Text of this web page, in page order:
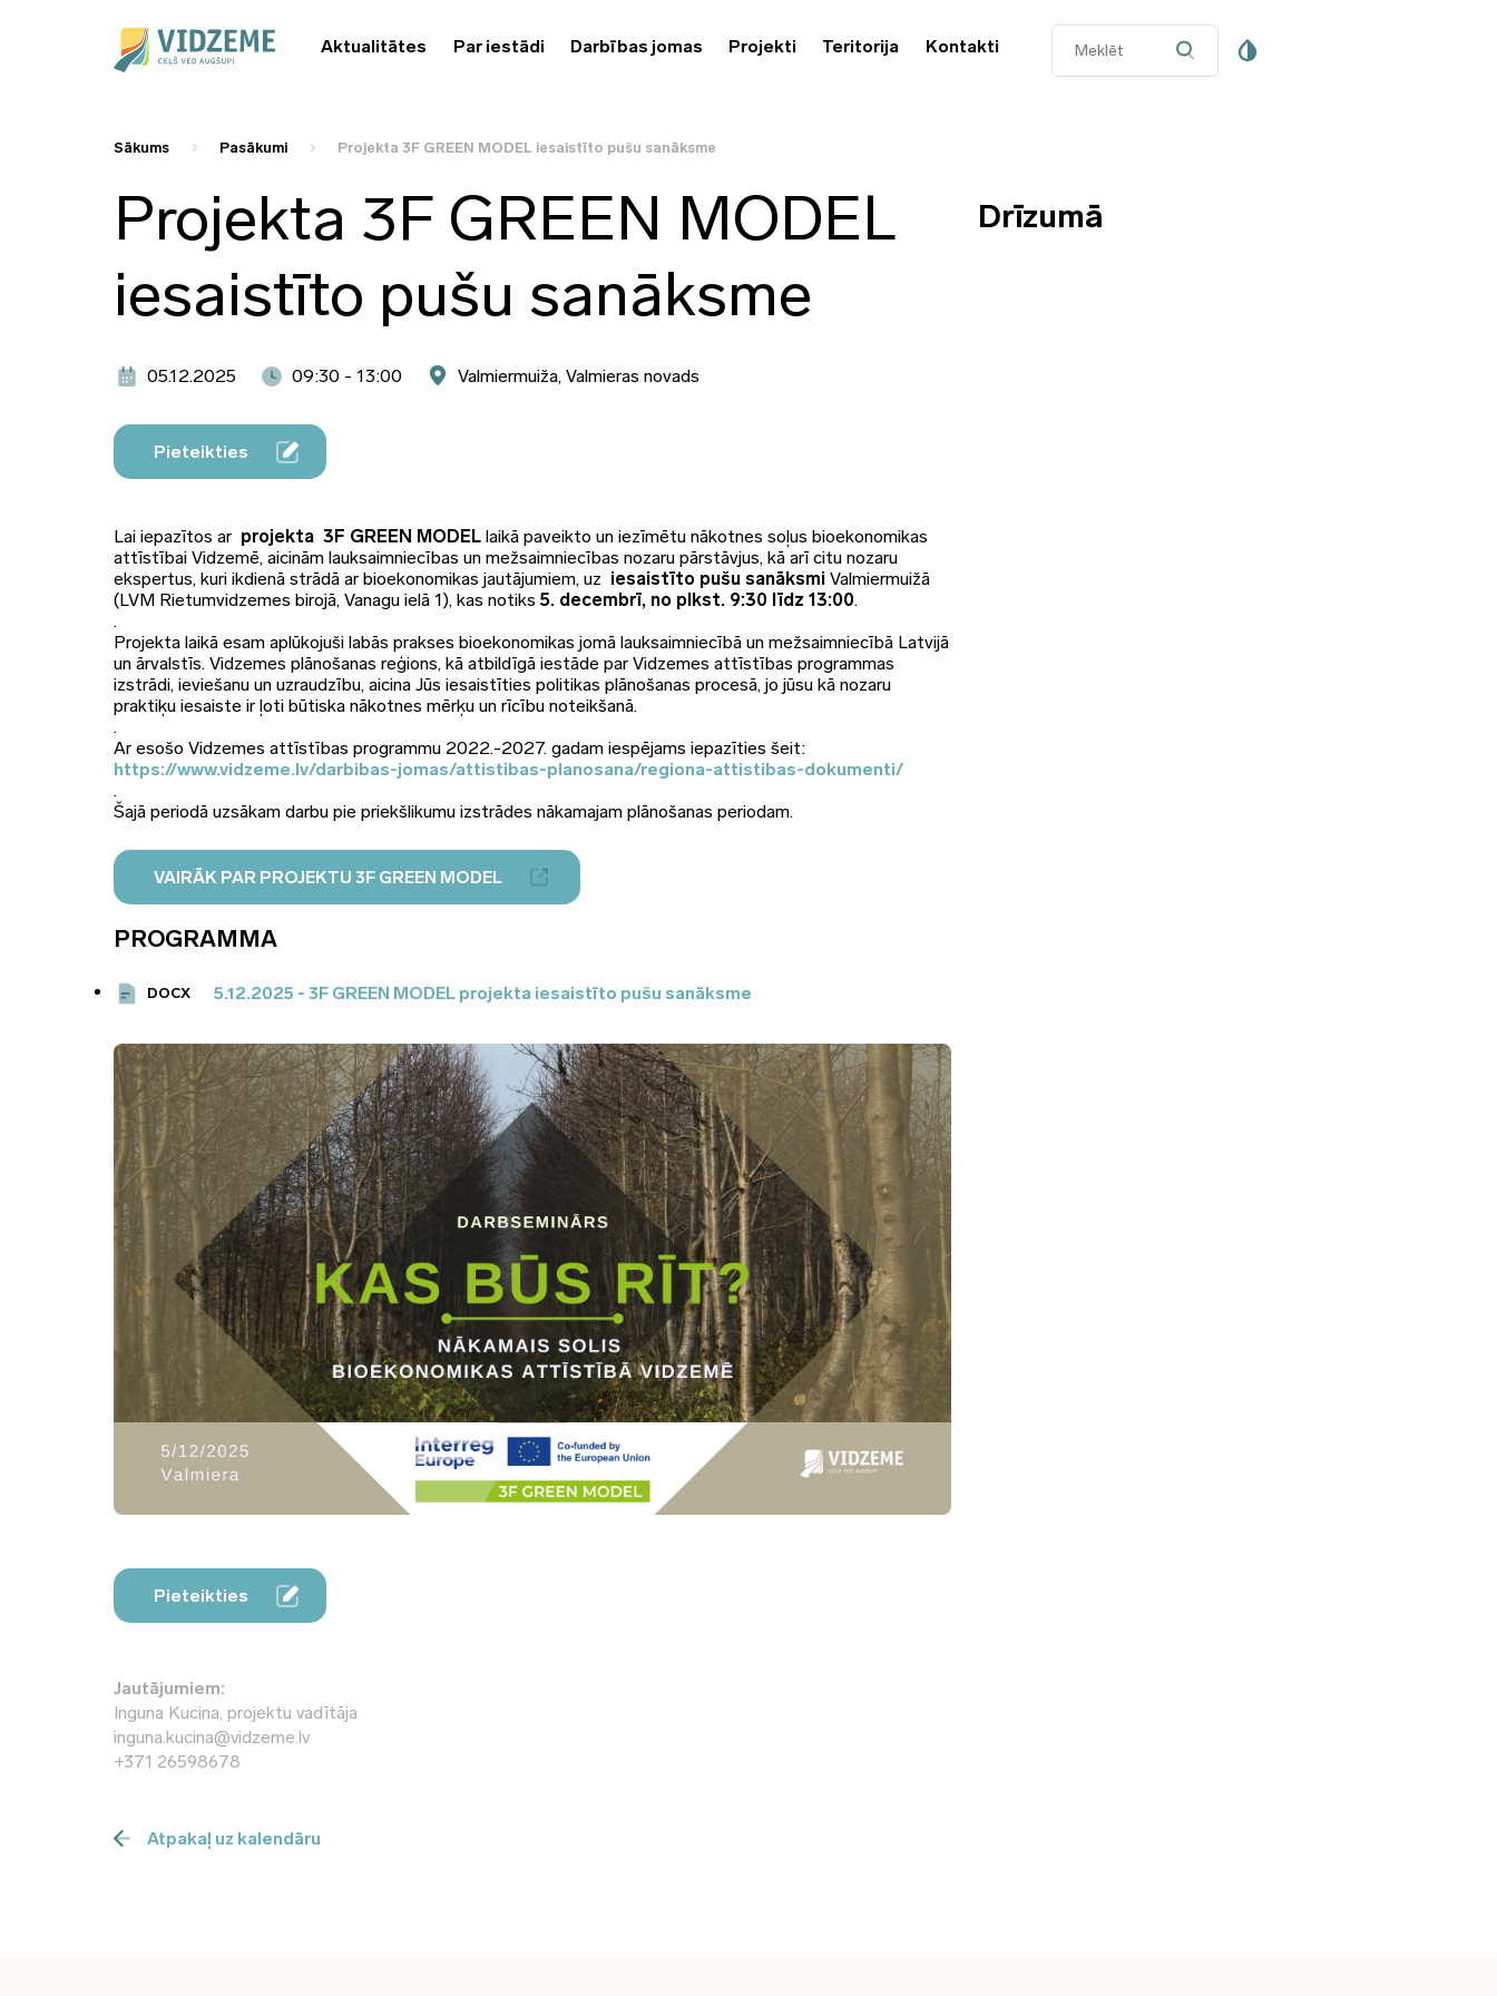
Aktualitātes Par iestādi Darbības jomas Projekti Teritorija Kontakti
Sākums Pasākumi Projekta 3F GREEN MODEL iesaistīto pušu sanāksme
Projekta 3F GREEN MODEL
iesaistīto pušu sanāksme
05.12.2025 09:30 - 13:00 Valmiermuiža, Valmieras novads
Pieteikties
Lai iepazītos ar projekta 3F GREEN MODEL laikā paveikto un iezīmētu nākotnes soļus bioekonomikas
attīstībai Vidzemē, aicinām lauksaimniecības un mežsaimniecības nozaru pārstāvjus, kā arī citu nozaru
ekspertus, kuri ikdienā strādā ar bioekonomikas jautājumiem, uz iesaistīto pušu sanāksmi Valmiermuižā
(LVM Rietumvidzemes birojā, Vanagu ielā 1), kas notiks 5. decembrī, no plkst. 9:30 līdz 13:00.
.
Projekta laikā esam aplūkojuši labās prakses bioekonomikas jomā lauksaimniecībā un mežsaimniecībā Latvijā
un ārvalstīs. Vidzemes plānošanas reģions, kā atbildīgā iestāde par Vidzemes attīstības programmas
izstrādi, ieviešanu un uzraudzību, aicina Jūs iesaistīties politikas plānošanas procesā, jo jūsu kā nozaru
praktiķu iesaiste ir ļoti būtiska nākotnes mērķu un rīcību noteikšanā.
.
Ar esošo Vidzemes attīstības programmu 2022.-2027. gadam iespējams iepazīties šeit:
https://www.vidzeme.lv/darbibas-jomas/attistibas-planosana/regiona-attistibas-dokumenti/
.
Šajā periodā uzsākam darbu pie priekšlikumu izstrādes nākamajam plānošanas periodam.
VAIRĀK PAR PROJEKTU 3F GREEN MODEL
PROGRAMMA
DOCX 5.12.2025 - 3F GREEN MODEL projekta iesaistīto pušu sanāksme
Pieteikties
Jautājumiem:
Inguna Kucina, projektu vadītāja
inguna.kucina@vidzeme.lv
+371 26598678
Atpakaļ uz kalendāru
Drīzumā